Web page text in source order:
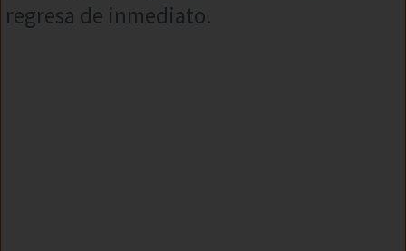
regresa de inmediato.